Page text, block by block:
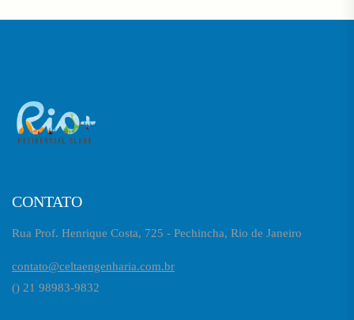
CONTATO
Rua Prof. Henrique Costa, 725 - Pechincha, Rio de Janeiro
contato@celtaengenharia.com.br
() 21 98983-9832